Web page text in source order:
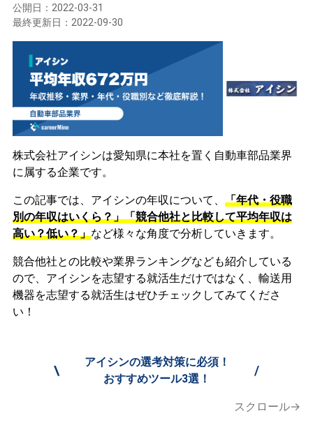
公開日： 2022-03-31
最終更新日： 2022-09-30
株式会社アイシンは愛知県に本社を置く自動車部品業界
に属する企業です。
この記事では、アイシンの年収について、 「年代・役職
別の年収はいくら？」「競合他社と比較して平均年収は
高い？低い？」など様々な角度で分析していきます。
競合他社との比較や業界ランキングなども紹介している
ので、アイシンを志望する就活生だけではなく、輸送用
機器を志望する就活生はぜひチェックしてみてくださ
い！
\
アイシンの選考対策に必須！
おすすめツール3選！
/
スクロール→